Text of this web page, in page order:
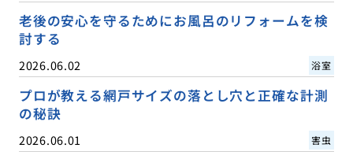
老後の安心を守るためにお風呂のリフォームを検
討する
2026.06.02 浴室
プロが教える網戸サイズの落とし穴と正確な計測
の秘訣
2026.06.01 害虫